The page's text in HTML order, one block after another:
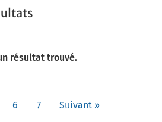
résultat trouvé.
6 7 Suivant »